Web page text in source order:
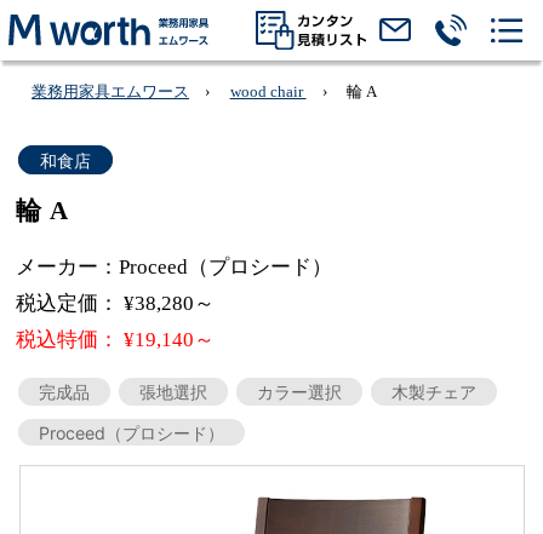
業務用家具エムワース wood chair 輪 A
和食店
輪 A
メーカー：Proceed（プロシード）
税込定価： ¥38,280～
税込特価： ¥19,140～
完成品 張地選択 カラー選択
木製チェア
Proceed（プロシード）